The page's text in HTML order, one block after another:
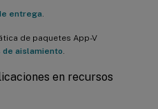
entrega
de paquetes App-V
de aislamiento
en recursos